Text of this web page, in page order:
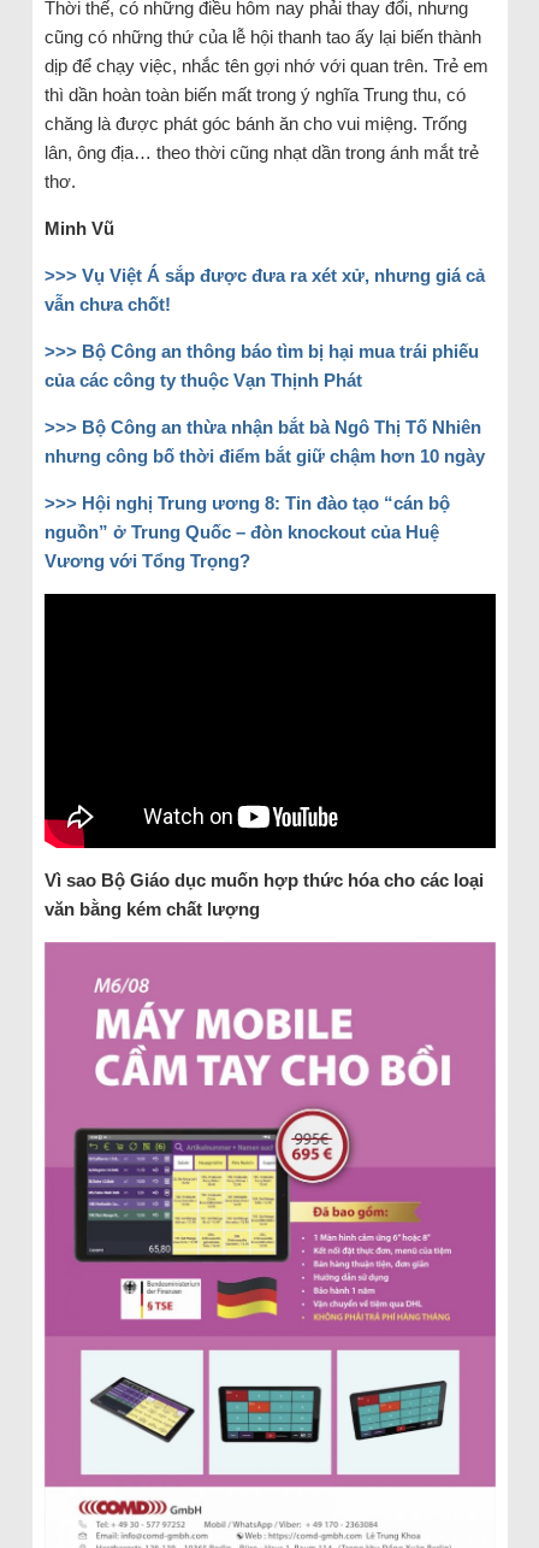
Thời thế, có những điều hôm nay phải thay đổi, nhưng
cũng có những thứ của lễ hội thanh tao ấy lại biến thành
dịp để chạy việc, nhắc tên gợi nhớ với quan trên. Trẻ em
thì dần hoàn toàn biến mất trong ý nghĩa Trung thu, có
chăng là được phát góc bánh ăn cho vui miệng. Trống
lân, ông địa… theo thời cũng nhạt dần trong ánh mắt trẻ
thơ.
Minh Vũ
>>> Vụ Việt Á sắp được đưa ra xét xử, nhưng giá cả
vẫn chưa chốt!
>>> Bộ Công an thông báo tìm bị hại mua trái phiếu
của các công ty thuộc Vạn Thịnh Phát
>>> Bộ Công an thừa nhận bắt bà Ngô Thị Tố Nhiên
nhưng công bố thời điểm bắt giữ chậm hơn 10 ngày
>>> Hội nghị Trung ương 8: Tin đào tạo “cán bộ
nguồn” ở Trung Quốc – đòn knockout của Huệ
Vương với Tổng Trọng?
Vì sao Bộ Giáo dục muốn hợp thức hóa cho các loại
văn bằng kém chất lượng